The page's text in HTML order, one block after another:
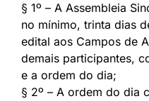
§ 1º – A Assembleia
no mínimo, trinta dias
edital aos Campos de
demais participantes,
e a ordem do dia;
§ 2º – A ordem do dia